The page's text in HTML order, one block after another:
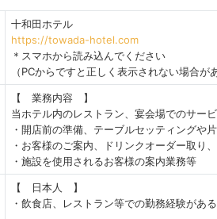
十和田ホテル
https://towada-hotel.com
＊スマホから読み込んでください
（PCからですと正しく表示されない場合が
【 業務内容 】
当ホテル内のレストラン、宴会場でのサー
・開店前の準備、テーブルセッティングや
・お客様のご案内、ドリンクオーダー取り
・施設を使用されるお客様の案内業務等
【 日本人 】
・飲食店、レストラン等での勤務経験があ